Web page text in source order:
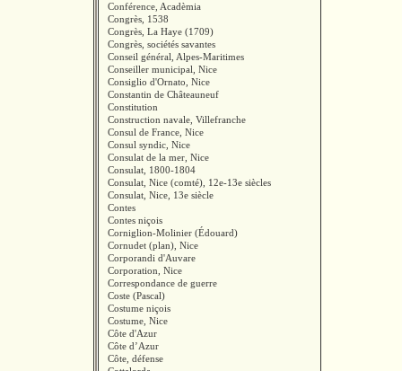
Conférence, Acadèmia
Congrès, 1538
Congrès, La Haye (1709)
Congrès, sociétés savantes
Conseil général, Alpes-Maritimes
Conseiller municipal, Nice
Consiglio d'Ornato, Nice
Constantin de Châteauneuf
Constitution
Construction navale, Villefranche
Consul de France, Nice
Consul syndic, Nice
Consulat de la mer, Nice
Consulat, 1800-1804
Consulat, Nice (comté), 12e-13e siècles
Consulat, Nice, 13e siècle
Contes
Contes niçois
Corniglion-Molinier (Édouard)
Cornudet (plan), Nice
Corporandi d'Auvare
Corporation, Nice
Correspondance de guerre
Coste (Pascal)
Costume niçois
Costume, Nice
Côte d'Azur
Côte d’Azur
Côte, défense